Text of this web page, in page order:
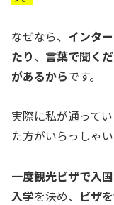
なぜなら、 インタ
たり、 言葉で聞く
があるからです。
実際に私が通って
た方がいらっしゃい
一度観光ビザで入国
入学を決め、 ビザ